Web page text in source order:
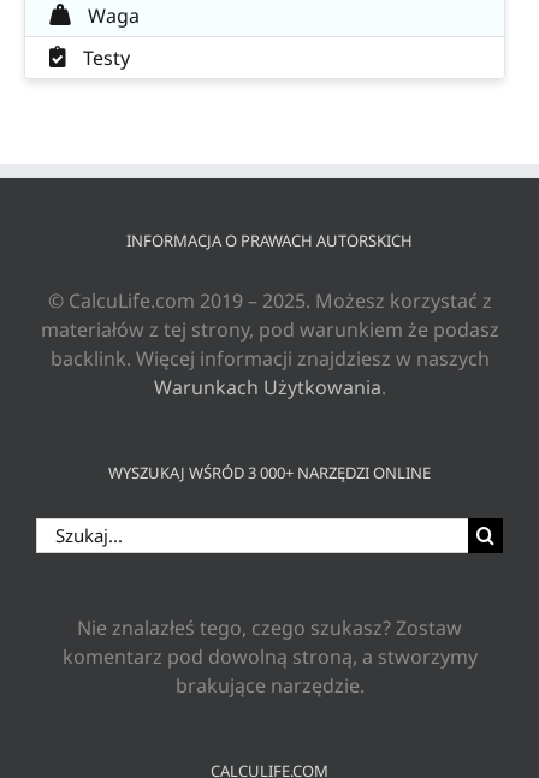
Waga
Testy
INFORMACJA O PRAWACH AUTORSKICH
© CalcuLife.com 2019 – 2025. Możesz korzystać z
materiałów z tej strony, pod warunkiem że podasz
backlink. Więcej informacji znajdziesz w naszych
Warunkach Użytkowania.
WYSZUKAJ WŚRÓD 3 000+ NARZĘDZI ONLINE
Szukaj
Nie znalazłeś tego, czego szukasz? Zostaw
komentarz pod dowolną stroną, a stworzymy
brakujące narzędzie.
CALCULIFE.COM